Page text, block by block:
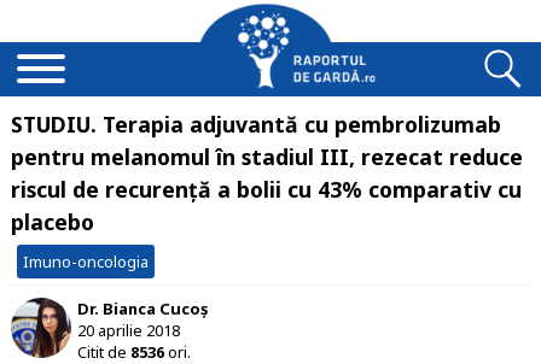
STUDIU. Terapia adjuvantă cu pembrolizumab
pentru melanomul în stadiul III, rezecat reduce
riscul de recurență a bolii cu 43% comparativ cu
placebo
Imuno-oncologia
Dr. Bianca Cucoș
20 aprilie 2018
Citit de 8536ori.